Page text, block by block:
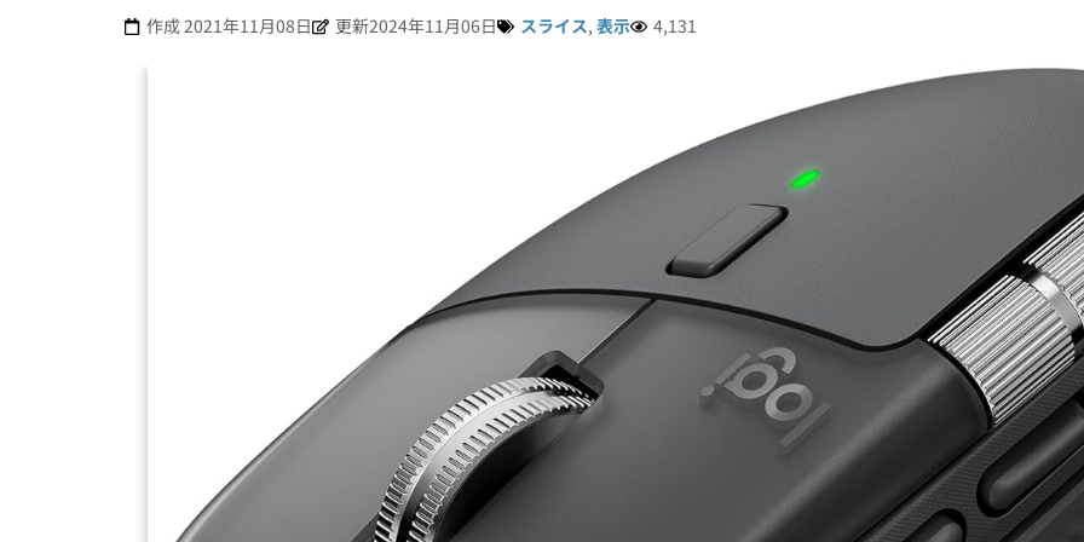
作成2021年11月08日 更新2024年11月06日 スライス, 表示 4,131